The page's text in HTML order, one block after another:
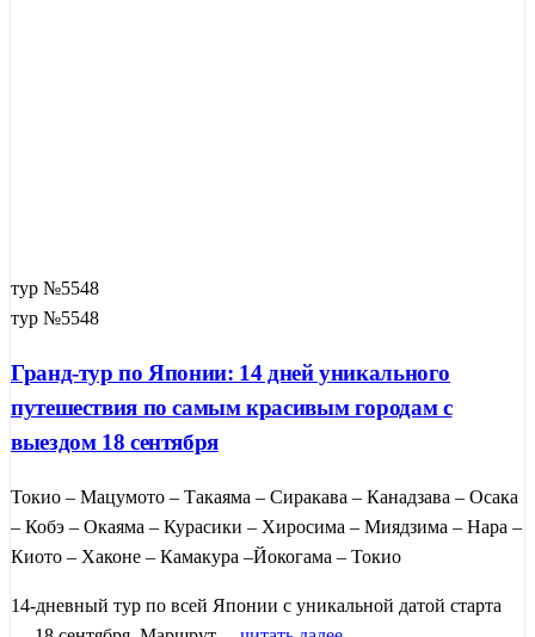
тур №5548
тур №5548
Гранд-тур по Японии: 14 дней уникального
путешествия по самым красивым городам с
выездом 18 сентября
Токио – Мацумото – Такаяма – Сиракава – Канадзава – Осака
– Кобэ – Окаяма – Курасики – Хиросима – Миядзима – Нара –
Киото – Хаконе – Камакура –Йокогама – Токио
14-дневный тур по всей Японии с уникальной датой старта